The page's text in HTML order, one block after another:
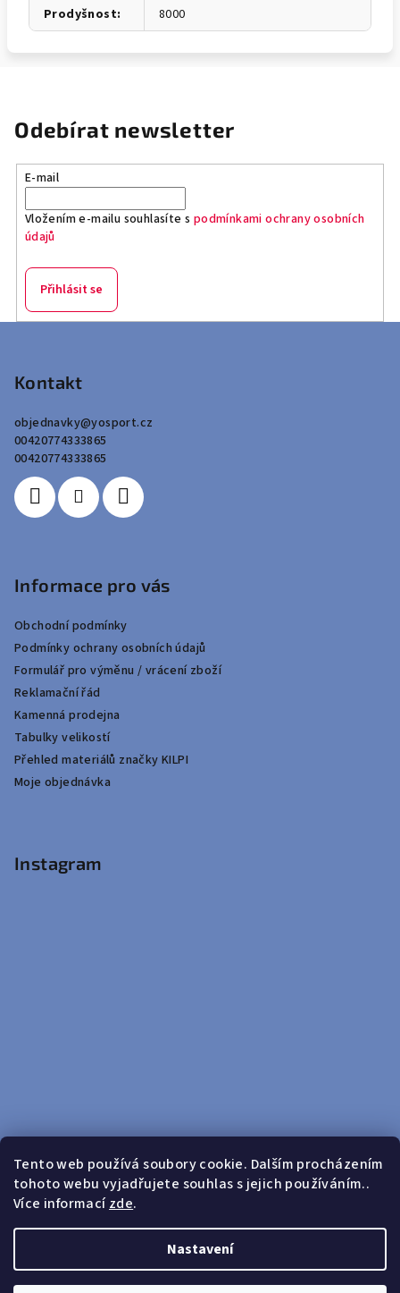
Tento web používá soubory cookie. Dalším procházením
tohoto webu vyjadřujete souhlas s jejich používáním..
Více informacízde.
Nastavení
Prodyšnost: 8000
Odebírat newsletter
E-mail
Vložením e-mailu souhlasíte s podmínkami ochrany osobních
údajů
Přihlásit se
Kontakt
objednavky@yosport.cz
00420774333865
00420774333865
Informace pro vás
Obchodní podmínky
Podmínky ochrany osobních údajů
Formulář pro výměnu / vrácení zboží
Reklamační řád
Kamenná prodejna
Tabulky velikostí
Přehled materiálů značky KILPI
Moje objednávka
Instagram
Sledovat na Instagramu
Doprava zdarma od 599 Kč